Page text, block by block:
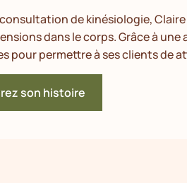
consultation de kinésiologie,
dans le corps. Grâce à
pour permettre à ses clients de
son histoire